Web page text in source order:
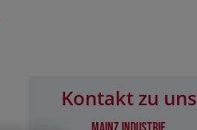
Kontakt zu uns